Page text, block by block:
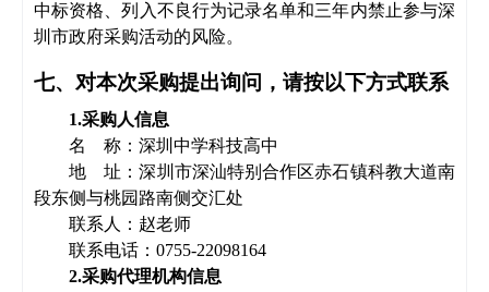
中标资格、列入不良行为记录名单和三年内禁止参与深
圳市政府采购活动的风险。
七、对本次采购提出询问，请按以下方式联系
1.采购人信息
名 称： 深圳中学科技高中
地址：深圳市深汕特别合作区赤石镇科教大道南
段东侧与桃园路南侧交汇处
联系人： 赵老师
联系电话： 0755-22098164
2.采购代理机构信息